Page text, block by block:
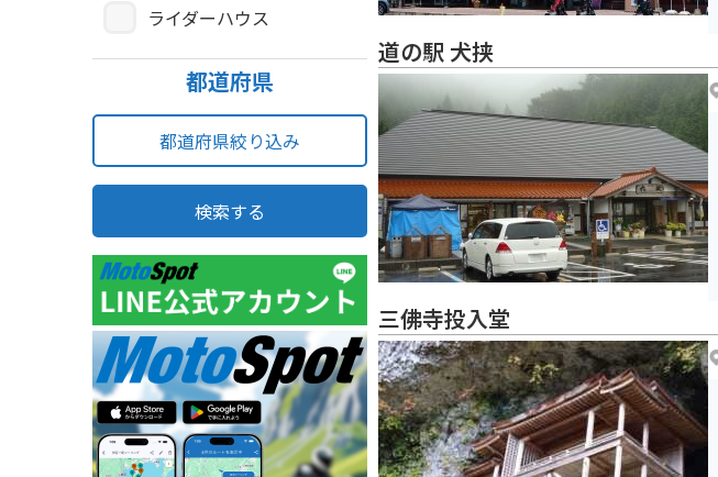
ライダーハウス
都道府県
都道府県絞り込み
検索する
道の駅 犬挟
三佛寺投入堂